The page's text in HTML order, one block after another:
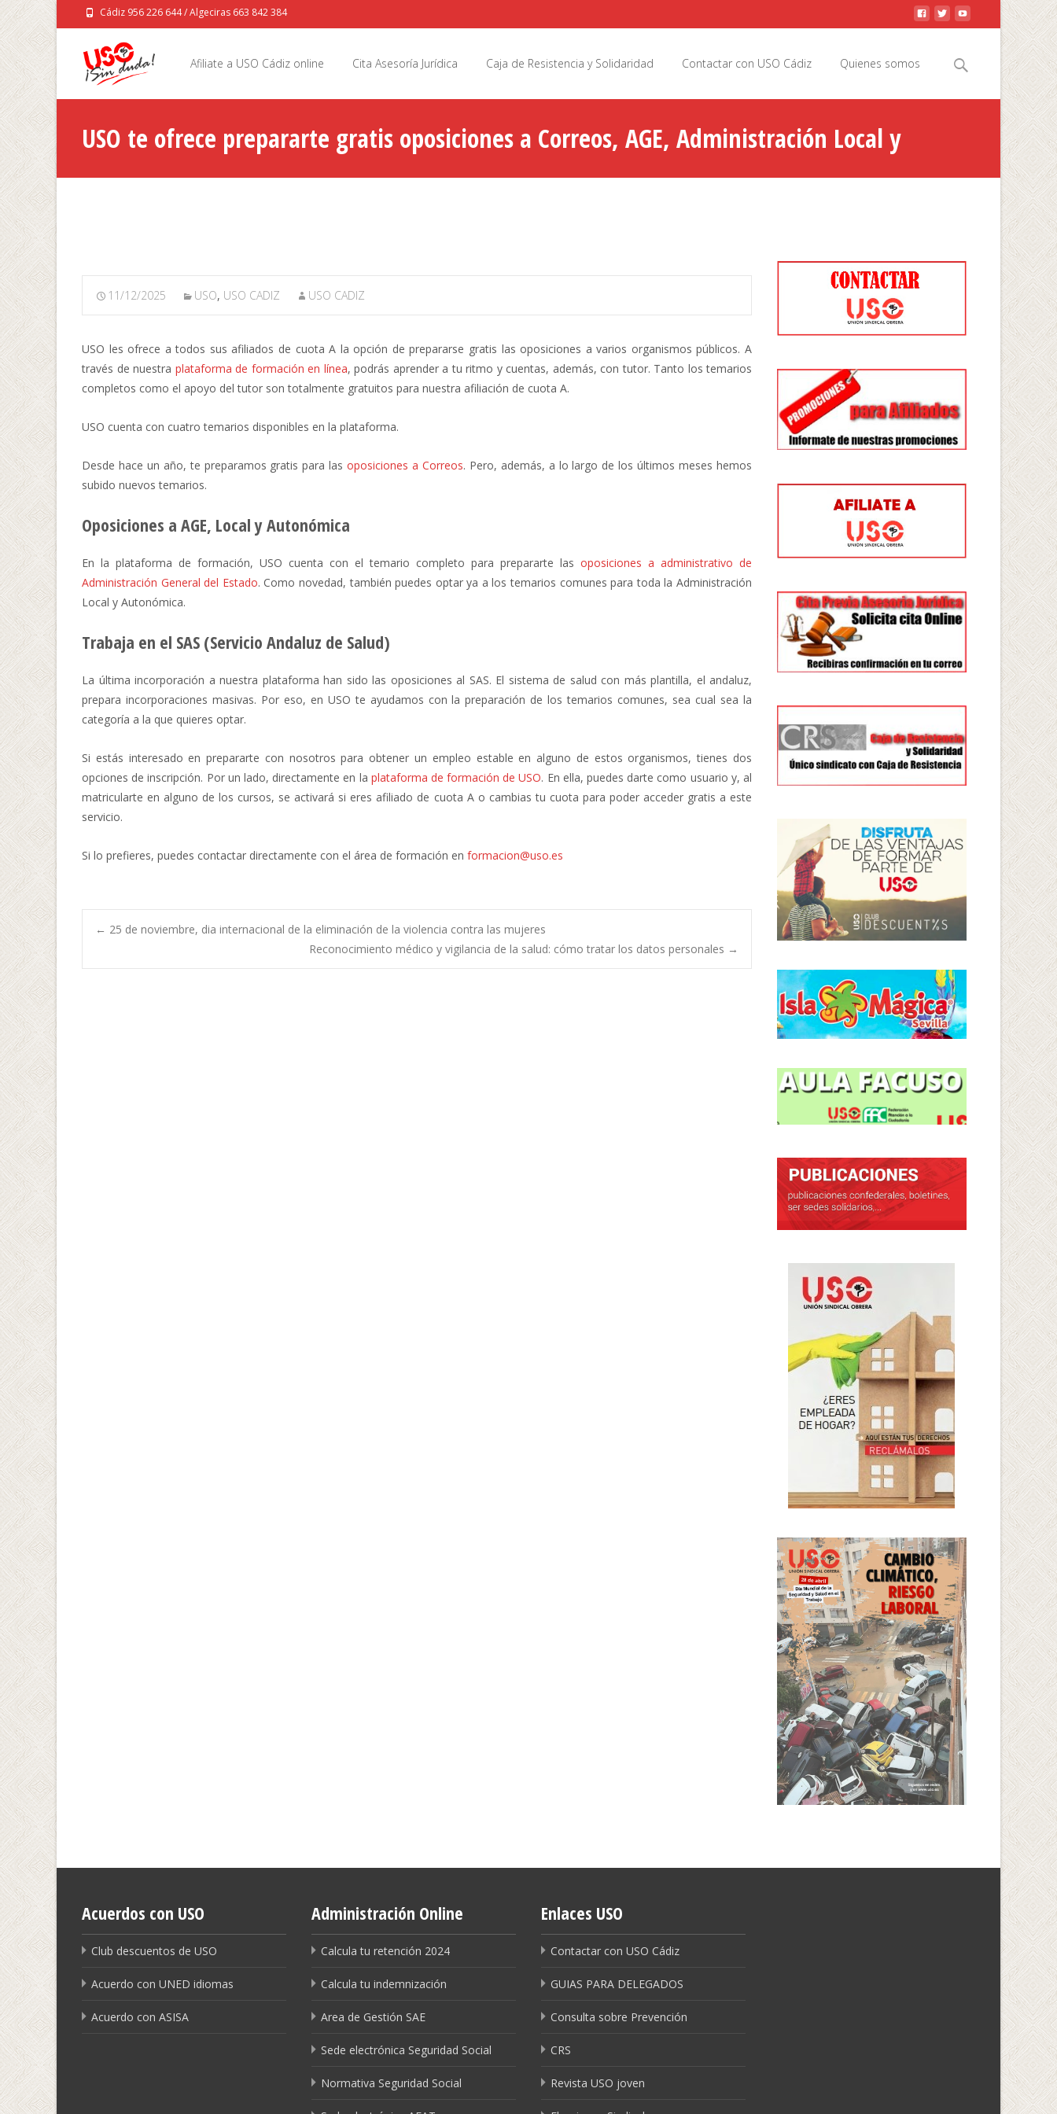
Cádiz 956 226 644 / Algeciras 663 842 384
Afiliate a USO Cádiz online Cita Asesoría Jurídica Caja de Resistencia y Solidaridad Contactar con USO Cádiz Quienes somos
Buscar
por:
USO te ofrece prepararte gratis oposiciones a Correos, AGE, Administración Local y
11/12/2025 USO, USO CADIZ USO CADIZ
USO les ofrece a todos sus afiliados de cuota A la opción de prepararse gratis las oposiciones a varios organismos públicos. A
través de nuestra plataforma de formación en línea, podrás aprender a tu ritmo y cuentas, además, con tutor. Tanto los temarios
completos como el apoyo del tutor son totalmente gratuitos para nuestra afiliación de cuota A.
USO cuenta con cuatro temarios disponibles en la plataforma.
Desde hace un año, te preparamos gratis para lasoposiciones a Correos. Pero, además, a lo largo de los últimos meses hemos
subido nuevos temarios.
Oposiciones a AGE, Local y Autonómica
En la plataforma de formación, USO cuenta con el temario completo para prepararte las oposiciones a administrativo de
Administración General del Estado. Como novedad, también puedes optar ya a los temarios comunes para toda la Administración
Local y Autonómica.
Trabaja en el SAS (Servicio Andaluz de Salud)
La última incorporación a nuestra plataforma han sido las oposiciones al SAS. El sistema de salud con más plantilla, el andaluz,
prepara incorporaciones masivas. Por eso, en USO te ayudamos con la preparación de los temarios comunes, sea cual sea la
categoría a la que quieres optar.
Si estás interesado en prepararte con nosotros para obtener un empleo estable en alguno de estos organismos, tienes dos
opciones de inscripción. Por un lado, directamente en la plataforma de formación de USO. En ella, puedes darte como usuario y, al
matricularte en alguno de los cursos, se activará si eres afiliado de cuota A o cambias tu cuota para poder acceder gratis a este
servicio.
Si lo prefieres, puedes contactar directamente con el área de formación en formacion@uso.es
Navegación
← 25 de noviembre, dia internacional de la eliminación de la violencia contra las mujeres
Reconocimiento médico y vigilancia de la salud: cómo tratar los datos personales →
Acuerdos con USO
Club descuentos de USO
Acuerdo con UNED idiomas
Acuerdo con ASISA
Administración Online
Calcula tu retención 2024
Calcula tu indemnización
Area de Gestión SAE
Sede electrónica Seguridad Social
Normativa Seguridad Social
Enlaces USO
Contactar con USO Cádiz
GUIAS PARA DELEGADOS
Consulta sobre Prevención
CRS
Revista USO joven